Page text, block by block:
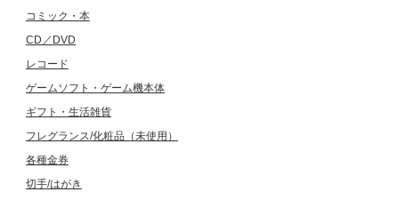
コミック・本
CD／DVD
レコード
ゲームソフト・ゲーム機本体
ギフト・生活雑貨
フレグランス/化粧品（未使用）
各種金券
切手/はがき